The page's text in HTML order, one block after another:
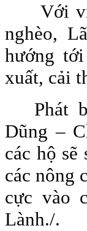
Với
nghèo,
hướng
xuất, cải
Phát
Dũng –
các hộ
các nông
cực vào
Lành./.